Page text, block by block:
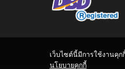
เว็บไซต์นี้มีการใช้งานคุ
นโยบายคุกกี้